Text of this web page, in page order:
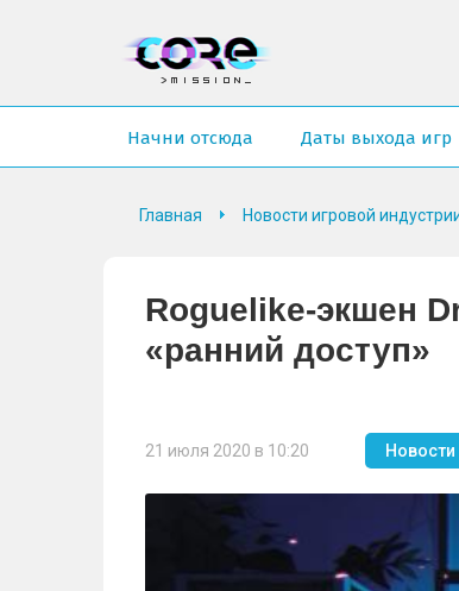
Начни отсюда Даты выхода игр
Главная Новости игровой
Roguelike-экшен
«ранний доступ»
21 июля 2020 в 10:20 Новости